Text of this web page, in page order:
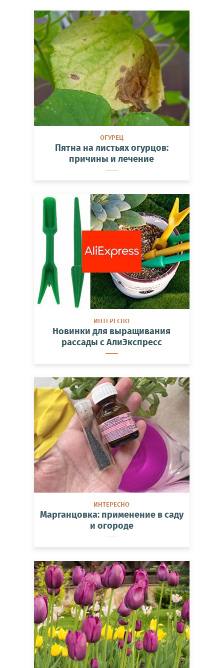
ОГУРЕЦ
Пятна на листьях огурцов:
причины и лечение
ИНТЕРЕСНО
Новинки для выращивания
рассады с АлиЭкспресс
ИНТЕРЕСНО
Марганцовка: применение в саду
и огороде